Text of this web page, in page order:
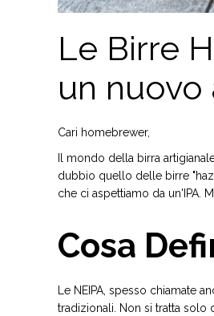
Le Birre
un nuovo
Cari homebrewer,
Il mondo della birra
dubbio quello delle birre
che ci aspettiamo da un'IPA.
Cosa
Le NEIPA, spesso chiamate
tradizionali. Non si tratta solo